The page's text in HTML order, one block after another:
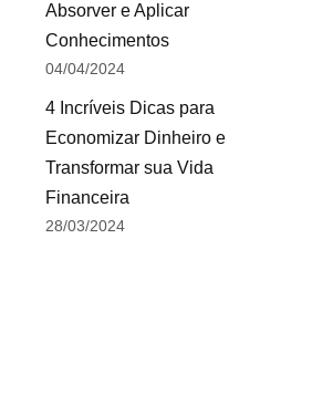
Absorver e Aplicar
Conhecimentos
04/04/2024
4 Incríveis Dicas para
Economizar Dinheiro e
Transformar sua Vida
Financeira
28/03/2024